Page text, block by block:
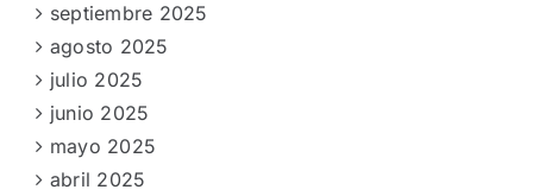
septiembre 2025
agosto 2025
julio 2025
junio 2025
mayo 2025
abril 2025